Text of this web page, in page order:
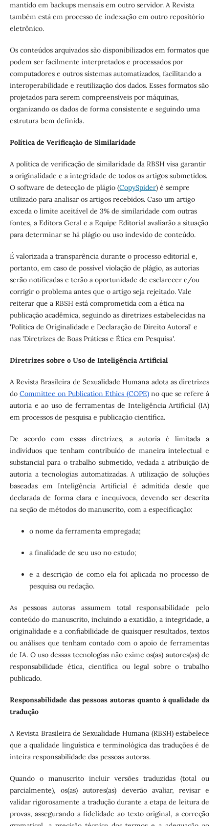
mantido em backups mensais em outro servidor. A Revista
também está em processo de indexação em outro repositório
eletrônico.
Os conteúdos arquivados são disponibilizados em formatos que
podem ser facilmente interpretados e processados por
computadores e outros sistemas automatizados, facilitando a
interoperabilidade e reutilização dos dados. Esses formatos são
projetados para serem compreensíveis por máquinas,
organizando os dados de forma consistente e seguindo uma
estrutura bem definida.
Política de Verificação de Similaridade
A política de verificação de similaridade da RBSH visa garantir
a originalidade e a integridade de todos os artigos submetidos.
O software de detecção de plágio (CopySpider) é sempre
utilizado para analisar os artigos recebidos. Caso um artigo
exceda o limite aceitável de 3% de similaridade com outras
fontes, a Editora Geral e a Equipe Editorial avaliarão a situação
para determinar se há plágio ou uso indevido de conteúdo.
É valorizada a transparência durante o processo editorial e,
portanto, em caso de possível violação de plágio, as autorias
serão notificadas e terão a oportunidade de esclarecer e/ou
corrigir o problema antes que o artigo seja rejeitado. Vale
reiterar que a RBSH está comprometida com a ética na
publicação acadêmica, seguindo as diretrizes estabelecidas na
'Política de Originalidade e Declaração de Direito Autoral' e
nas 'Diretrizes de Boas Práticas e Ética em Pesquisa'.
Diretrizes sobre o Uso de Inteligência Artificial
A Revista Brasileira de Sexualidade Humana adota as diretrizes
doCommittee on Publication Ethics (COPE)no que se refere à
autoria e ao uso de ferramentas de Inteligência Artificial (IA)
em processos de pesquisa e publicação científica.
De acordo com essas diretrizes, a autoria é limitada a
indivíduos que tenham contribuído de maneira intelectual e
substancial para o trabalho submetido, vedada a atribuição de
autoria a tecnologias automatizadas. A utilização de soluções
baseadas em Inteligência Artificial é admitida desde que
declarada de forma clara e inequívoca, devendo ser descrita
na seção de métodos do manuscrito, com a especificação:
o nome da ferramenta empregada;
a finalidade de seu uso no estudo;
e a descrição de como ela foi aplicada no processo de
pesquisa ou redação.
As pessoas autoras assumem total responsabilidade pelo
conteúdo do manuscrito, incluindo a exatidão, a integridade, a
originalidade e a confiabilidade de quaisquer resultados, textos
ou análises que tenham contado com o apoio de ferramentas
de IA. O uso dessas tecnologias não exime os(as) autores(as) de
responsabilidade ética, científica ou legal sobre o trabalho
publicado.
Responsabilidade das pessoas autoras quanto à qualidade da
tradução
A Revista Brasileira de Sexualidade Humana (RBSH) estabelece
que a qualidade linguística e terminológica das traduções é de
inteira responsabilidade das pessoas autoras.
Quando o manuscrito incluir versões traduzidas (total ou
parcialmente), os(as) autores(as) deverão avaliar, revisar e
validar rigorosamente a tradução durante a etapa de leitura de
provas, assegurando a fidelidade ao texto original, a correção